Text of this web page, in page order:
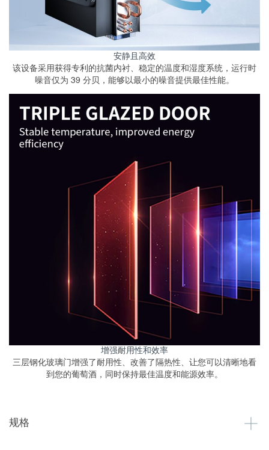
安静且高效
该设备采用获得专利的抗菌内衬、稳定的温度和湿度系统，运行时
噪音仅为 39 分贝，能够以最小的噪音提供最佳性能。
增强耐用性和效率
三层钢化玻璃门增强了耐用性、改善了隔热性、让您可以清晰地看
到您的葡萄酒，同时保持最佳温度和能源效率。
规格